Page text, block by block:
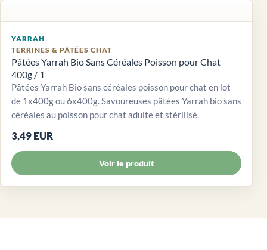
YARRAH
TERRINES & PÂTÉES CHAT
Pâtées Yarrah Bio Sans Céréales Poisson pour Chat
400g / 1
Pâtées Yarrah Bio sans céréales poisson pour chat en lot
de 1x400g ou 6x400g. Savoureuses pâtées Yarrah bio sans
céréales au poisson pour chat adulte et stérilisé.
3,49 EUR
Voir le produit